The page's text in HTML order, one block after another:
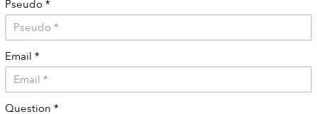
Pseudo *
Email *
Question *